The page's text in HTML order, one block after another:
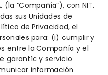
“Compañía”), con NIT.
sus Unidades de
de Privacidad, el
para: (i) cumplir y
entre la Compañía y el
garantía y servicio
información